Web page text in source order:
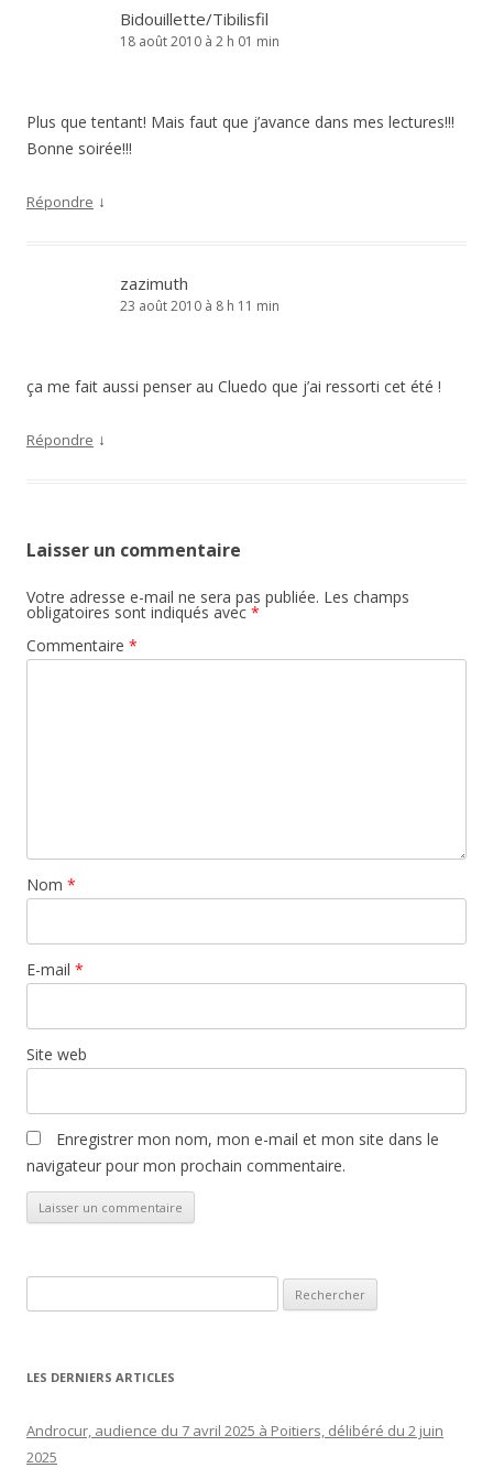
Bidouillette/Tibilisfil
18 août 2010 à 2 h 01 min
Plus que tentant! Mais faut que j’avance dans mes lectures!!!
Bonne soirée!!!
Répondre ↓
zazimuth
23 août 2010 à 8 h 11 min
ça me fait aussi penser au Cluedo que j’ai ressorti cet été !
Répondre ↓
Laisser un commentaire
Votre adresse e-mail ne sera pas publiée. Les champs
obligatoires sont indiqués avec *
Commentaire *
Nom *
E-mail *
Site web
Enregistrer mon nom, mon e-mail et mon site dans le
navigateur pour mon prochain commentaire.
LES DERNIERS ARTICLES
Androcur, audience du 7 avril 2025 à Poitiers, délibéré du 2 juin
2025